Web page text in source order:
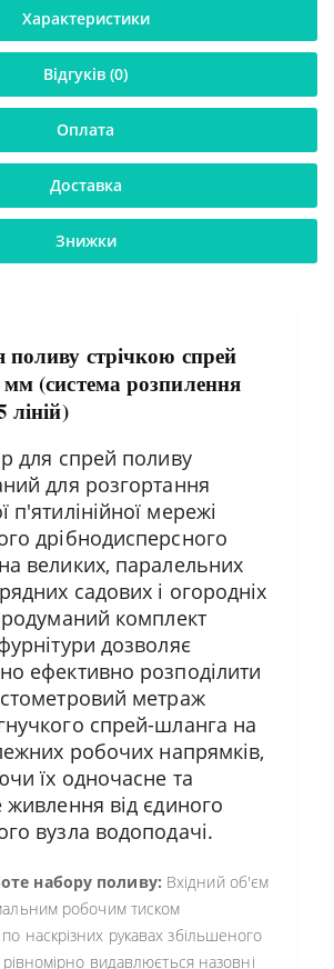
Характеристики
Відгуків (0)
Оплата
Доставка
Знижки
поливу стрічкою спрей
(система розпилення
ліній)
для спрей поливу
для розгортання
п'ятилінійної мережі
дрібнодисперсного
великих, паралельних
садових і огородніх
комплект
дозволяє
ефективно розподілити
метраж
спрей-шланга на
робочих напрямків,
їх одночасне та
живлення від єдиного
вузла водоподачі.
набору поливу: Вхідний об'єм
робочим тиском
наскрізних рукавах збільшеного
рівномірно видавлюється назовні